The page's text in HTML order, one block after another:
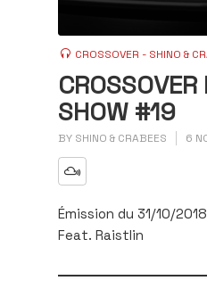
CROSSOVER - SHINO &
CROSSOVER
SHOW #19
BY SHINO & CRABEES 6
Émission du 31/10/2018
Feat. Raistlin